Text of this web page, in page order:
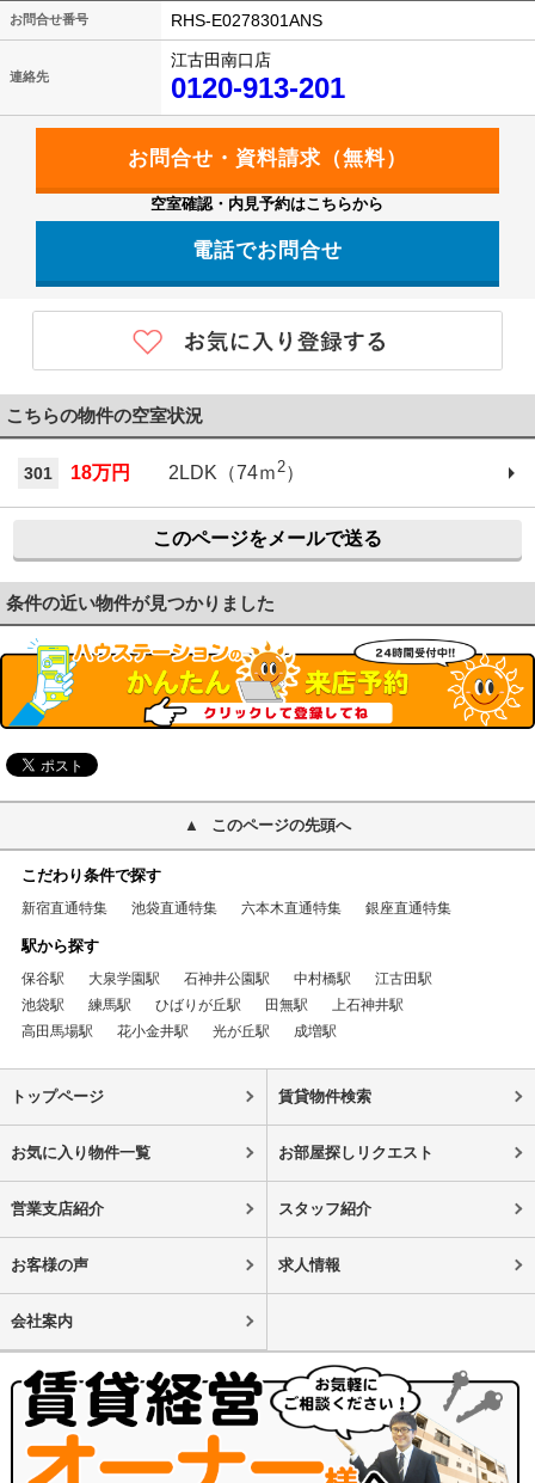
お問合せ番号 RHS-E0278301ANS
連絡先
江古田南口店
0120-913-201
空室確認・内見予約はこちらから
電話でお問合せ
0120-913-201
こちらの物件の空室状況
301 18万円 2LDK（74ｍ2）
このページをメールで送る
条件の近い物件が見つかりました
このページの先頭へ
こだわり条件で探す
新宿直通特集 池袋直通特集 六本木直通特集 銀座直通特集
駅から探す
保谷駅 大泉学園駅 石神井公園駅 中村橋駅
江古田駅
池袋駅
練馬駅 ひばりが丘駅 田無駅
上石神井駅
高田馬場駅
花小金井駅 光が丘駅 成増駅
トップページ 賃貸物件検索
お気に入り物件一覧 お部屋探しリクエスト
営業支店紹介 スタッフ紹介
お客様の声 求人情報
会社案内